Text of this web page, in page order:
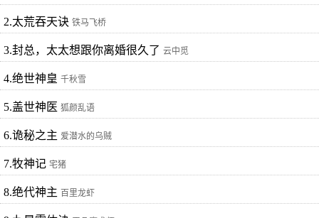
2.太荒吞天诀 铁马飞桥
3.封总，太太想跟你离婚很久了 云中觅
4.绝世神皇 千秋雪
5.盖世神医 狐颜乱语
6.诡秘之主 爱潜水的乌贼
7.牧神记 宅猪
8.绝代神主 百里龙虾